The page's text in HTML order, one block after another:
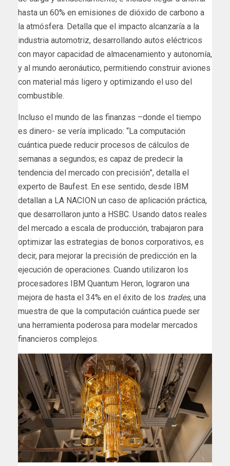
hasta un 60% en emisiones de dióxido de carbono a
la atmósfera. Detalla que el impacto alcanzaría a la
industria automotriz, desarrollando autos eléctricos
con mayor capacidad de almacenamiento y autonomía,
y al mundo aeronáutico, permitiendo construir aviones
con material más ligero y optimizando el uso del
combustible.
Incluso el mundo de las finanzas –donde el tiempo
es dinero- se vería implicado: “La computación
cuántica puede reducir procesos de cálculos de
semanas a segundos; es capaz de predecir la
tendencia del mercado con precisión”, detalla el
experto de Baufest. En ese sentido, desde IBM
detallan a LA NACION un caso de aplicación práctica,
que desarrollaron junto a HSBC. Usando datos reales
del mercado a escala de producción, trabajaron para
optimizar las estrategias de bonos corporativos, es
decir, para mejorar la precisión de predicción en la
ejecución de operaciones. Cuando utilizaron los
procesadores IBM Quantum Heron, lograron una
mejora de hasta el 34% en el éxito de los trades, una
muestra de que la computación cuántica puede ser
una herramienta poderosa para modelar mercados
financieros complejos.